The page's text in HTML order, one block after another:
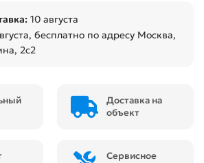
10 августа
, бесплатно по адресу Москва,
2с2
Доставка на
объект
Сервисное